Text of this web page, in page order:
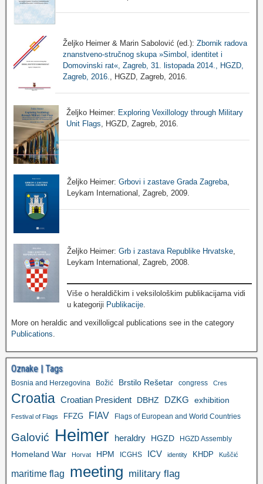
Željko Heimer & Marin Sabolović (ed.): Zbornik radova
znanstveno-stručnog skupa »Simbol, identitet i
Domovinski rat«, Zagreb, 31. listopada 2014., HGZD,
Zagreb, 2016.
, HGZD, Zagreb, 2016.
Željko Heimer: Exploring Vexillology through Military
Unit Flags , HGZD, Zagreb, 2016.
Željko Heimer: Grbovi i zastave Grada Zagreba
Leykam International, Zagreb, 2009.
Željko Heimer:Grb i zastava Republike Hrvatske
Leykam International, Zagreb, 2008.
Više o heraldičkim i veksilološkim publikacijama vidi
u kategoriji Publikacije.
More on heraldic and vexilloligcal publications see in the category
Publications.
Oznake | Tags
Bosnia and Herzegovina Božić Brstilo Rešetar congress Cres
Croatia Croatian President DBHZ DZKG exhibition
Festival of Flags FFZG FIAV Flags of European and World Countries
Galović Heimer heraldry HGZD HGZD Assembly
Homeland War Horvat HPM ICGHS ICV identity KHDP Kuščić
maritime flag meeting military flag